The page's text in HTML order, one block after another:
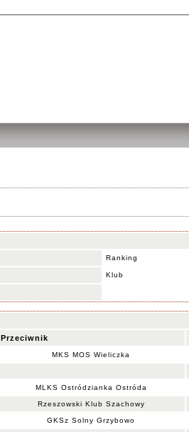
Ranking
Klub
Przeciwnik
MKS MOS Wieliczka
MLKS Ostródzianka Ostróda
Rzeszowski Klub Szachowy
GKSz Solny Grzybowo